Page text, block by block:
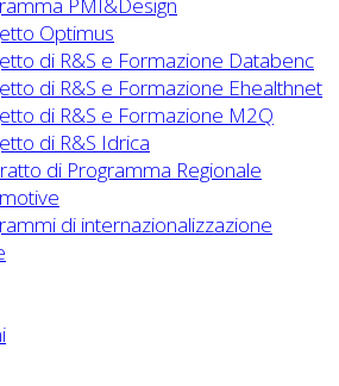
Optimus
di R&S e Formazione Databenc
di R&S e Formazione Ehealthnet
di R&S e Formazione M2Q
di R&S Idrica
di Programma Regionale
di internazionalizzazione